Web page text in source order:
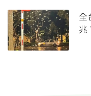
全
兆